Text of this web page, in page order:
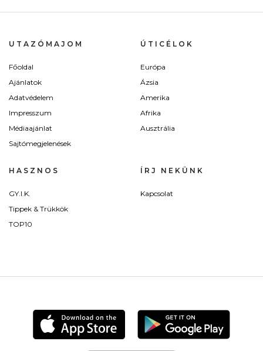
UTAZÓMAJOM
Főoldal
Ajánlatok
Adatvédelem
Impresszum
Médiaajánlat
Sajtómegjelenések
ÚTICÉLOK
Európa
Ázsia
Amerika
Afrika
Ausztrália
HASZNOS
GY.I.K.
Tippek & Trükkök
TOP10
ÍRJ NEKÜNK
Kapcsolat